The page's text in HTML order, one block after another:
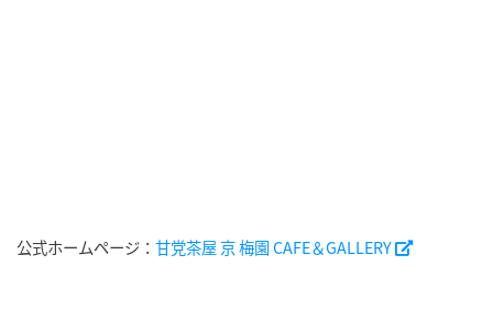
公式ホームページ： 甘党茶屋 京 梅園 CAFE＆GALLERY